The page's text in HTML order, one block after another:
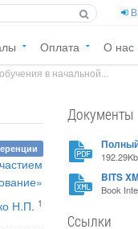
Оплата О нас
в начальной...
Н.П. 1
Документы
192.29Kb
BITS
Book
Ссылки